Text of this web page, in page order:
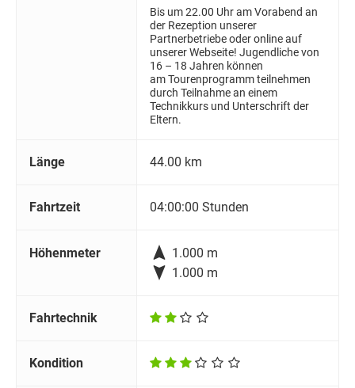
Bis um 22.00 Uhr am Vorabend an
der Rezeption unserer
Partnerbetriebe oder online auf
unserer Webseite! Jugendliche von
16 – 18 Jahren können
am Tourenprogramm teilnehmen
durch Teilnahme an einem
Technikkurs und Unterschrift der
Eltern.
Länge 44.00 km
Fahrtzeit 04:00:00 Stunden
Höhenmeter  1.000 m
 1.000 m
Fahrtechnik
Kondition